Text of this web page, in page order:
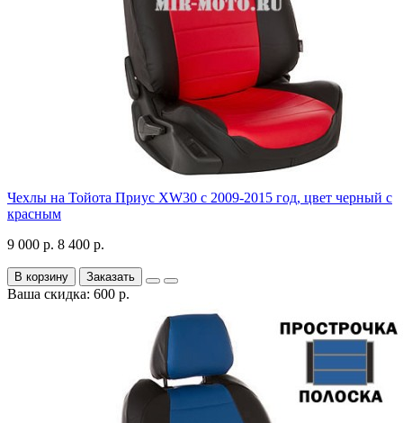
Чехлы на Тойота Приус XW30 с 2009-2015 год, цвет черный с
красным
9 000 р. 8 400 р.
В корзину Заказать
Ваша скидка: 600 р.